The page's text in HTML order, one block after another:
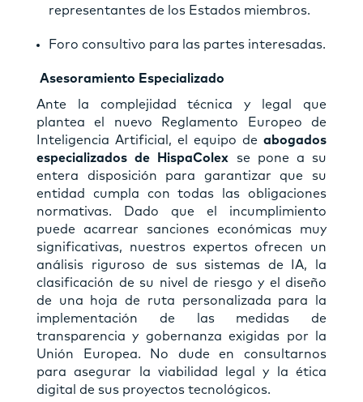
representantes de los Estados miembros.
Foro consultivo para las partes interesadas.
Asesoramiento Especializado
Ante la complejidad técnica y legal que
plantea el nuevo Reglamento Europeo de
Inteligencia Artificial, el equipo de abogados
especializados de HispaColex se pone a su
entera disposición para garantizar que su
entidad cumpla con todas las obligaciones
normativas. Dado que el incumplimiento
puede acarrear sanciones económicas muy
significativas, nuestros expertos ofrecen un
análisis riguroso de sus sistemas de IA, la
clasificación de su nivel de riesgo y el diseño
de una hoja de ruta personalizada para la
implementación de las medidas de
transparencia y gobernanza exigidas por la
Unión Europea. No dude en consultarnos
para asegurar la viabilidad legal y la ética
digital de sus proyectos tecnológicos.